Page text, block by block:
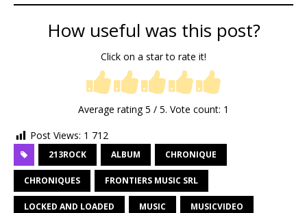
How useful was this post?
Click on a star to rate it!
Average rating5 / 5. Vote count: 1
Post Views: 1 712
213ROCK ALBUM CHRONIQUE
CHRONIQUES FRONTIERS MUSIC SRL
LOCKED AND LOADED MUSIC MUSICVIDEO